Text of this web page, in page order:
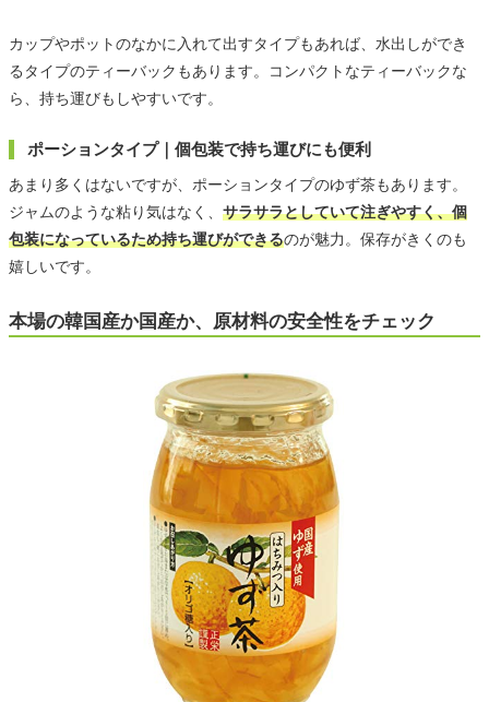
カップやポットのなかに入れて出すタイプもあれば、水出しができ
るタイプのティーバックもあります。コンパクトなティーバックな
ら、持ち運びもしやすいです。
ポーションタイプ｜個包装で持ち運びにも便利
あまり多くはないですが、ポーションタイプのゆず茶もあります。
ジャムのような粘り気はなく、 サラサラとしていて注ぎやすく、個
包装になっているため持ち運びができるのが魅力。保存がきくのも
嬉しいです。
本場の韓国産か国産か、原材料の安全性をチェック